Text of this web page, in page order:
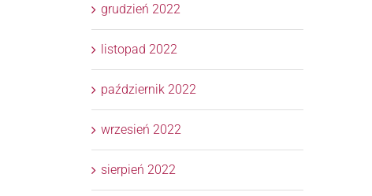
grudzień 2022
listopad 2022
październik 2022
wrzesień 2022
sierpień 2022